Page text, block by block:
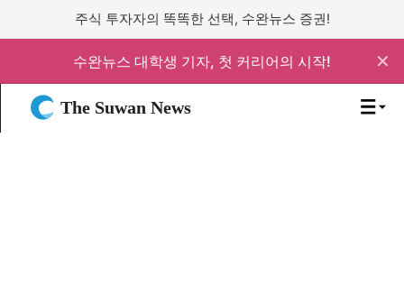
주식 투자자의 똑똑한 선택, 수완뉴스 증권!
수완뉴스 대학생 기자, 첫 커리어의 시작! ✕
The Suwan News